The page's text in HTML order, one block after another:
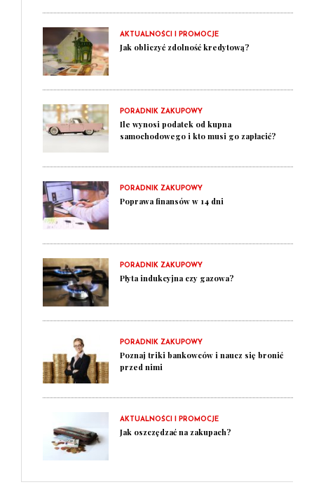
AKTUALNOŚCI I PROMOCJE
Jak obliczyć zdolność kredytową?
PORADNIK ZAKUPOWY
Ile wynosi podatek od kupna
samochodowego i kto musi go zapłacić?
PORADNIK ZAKUPOWY
Poprawa finansów w 14 dni
PORADNIK ZAKUPOWY
Płyta indukcyjna czy gazowa?
PORADNIK ZAKUPOWY
Poznaj triki bankowców i naucz się bronić
przed nimi
AKTUALNOŚCI I PROMOCJE
Jak oszczędzać na zakupach?